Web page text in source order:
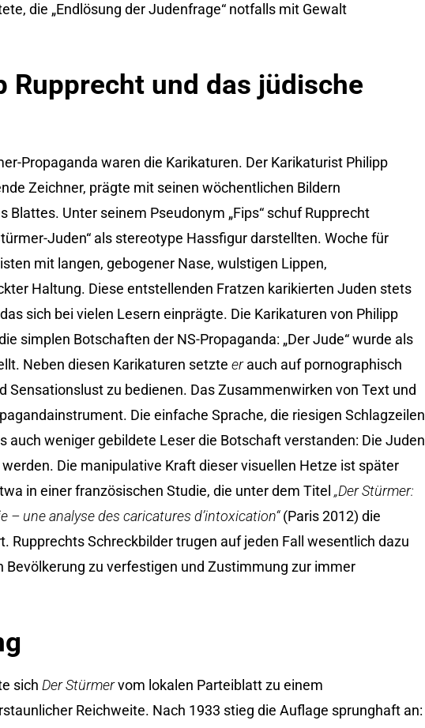
die „Endlösung der Judenfrage“ notfalls mit Gewalt
Rupprecht und das jüdische
Propaganda waren die Karikaturen. Der Karikaturist Philipp
Zeichner, prägte mit seinen wöchentlichen Bildern
Unter seinem Pseudonym „Fips“ schuf Rupprecht
Juden“ als stereotype Hassfigur darstellten. Woche für
mit langen, gebogener Nase, wulstigen Lippen,
Haltung. Diese entstellenden Fratzen karikierten Juden stets
sich bei vielen Lesern einprägte. Die Karikaturen von Philipp
simplen Botschaften der NS-Propaganda: „Der Jude“ wurde als
Neben diesen Karikaturen setzte erauch auf pornographisch
Sensationslust zu bedienen. Das Zusammenwirken von Text und
Die einfache Sprache, die riesigen Schlagzeilen
auch weniger gebildete Leser die Botschaft verstanden: Die Juden
Die manipulative Kraft dieser visuellen Hetze ist später
in einer französischen Studie, die unter dem Titel „Der Stürmer:
une analyse des caricatures d’intoxication“(Paris 2012) die
Rupprechts Schreckbilder trugen auf jeden Fall wesentlich dazu
zu verfestigen und Zustimmung zur immer
sich Der Stürmervom lokalen Parteiblatt zu einem
Reichweite. Nach 1933 stieg die Auflage sprunghaft an: